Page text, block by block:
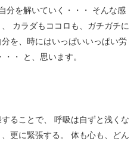
分を解いていく・・・ そんな感
カラダもココロも、ガチガチに
を、時にはいっぱいいっぱい労
・ と、思います。
ることで、 呼吸は自ずと浅くな
更に緊張する。 体も心も、どん